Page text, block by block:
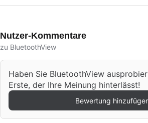
Nutzer-Kommentare
zu BluetoothView
Haben Sie BluetoothView
Erste, der Ihre Meinung hinterlässt!
Bewertung